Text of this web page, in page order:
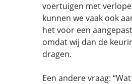
voertuigen met
kunnen we vaak ook
het voor een
omdat wij dan de
dragen.
Een andere vraag: